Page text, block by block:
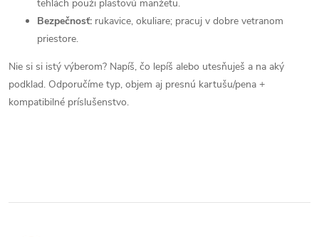
tehlách použi plastovú manžetu.
Bezpečnosť: rukavice, okuliare; pracuj v dobre vetranom
priestore.
Nie si si istý výberom? Napíš, čo lepíš alebo utesňuješ a na aký
podklad. Odporučíme typ, objem aj presnú kartušu/pena +
kompatibilné príslušenstvo.